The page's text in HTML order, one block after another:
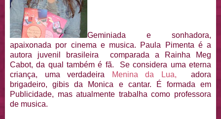
Geminiada e sonhadora,
apaixonada por cinema e musica. Paula Pimenta é a
autora juvenil brasileira comparada a Rainha Meg
Cabot, da qual também é fã. Se considera uma eterna
criança, uma verdadeira
Menina da Lua,
adora
brigadeiro, gibis da Monica e cantar. É formada em
Publicidade, mas atualmente trabalha como professora
de musica.